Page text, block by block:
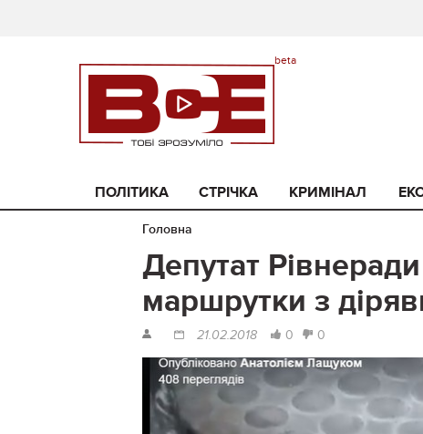
ПОЛІТИКА СТРІЧКА КРИМІНАЛ
Головна
Депутат
маршрутки з
21.02.2018 0 0